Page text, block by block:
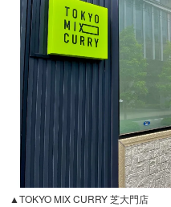
▲TOKYO MIX CURRY 芝大門店